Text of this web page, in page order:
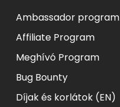
Ambassador program
Affiliate Program
Meghívó Program
Bug Bounty
Díjak és korlátok (EN)